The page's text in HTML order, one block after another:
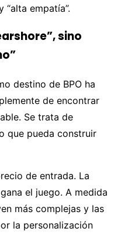
empatía”.
sino
destino de BPO ha
de encontrar
Se trata de
que pueda construir
de entrada. La
el juego. A medida
más complejas y las
la personalización